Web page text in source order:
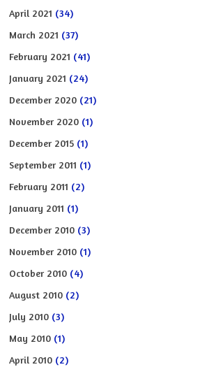
April 2021 (34)
March 2021 (37)
February 2021 (41)
January 2021 (24)
December 2020 (21)
November 2020 (1)
December 2015 (1)
September 2011 (1)
February 2011 (2)
January 2011 (1)
December 2010 (3)
November 2010 (1)
October 2010 (4)
August 2010 (2)
July 2010 (3)
May 2010 (1)
April 2010 (2)